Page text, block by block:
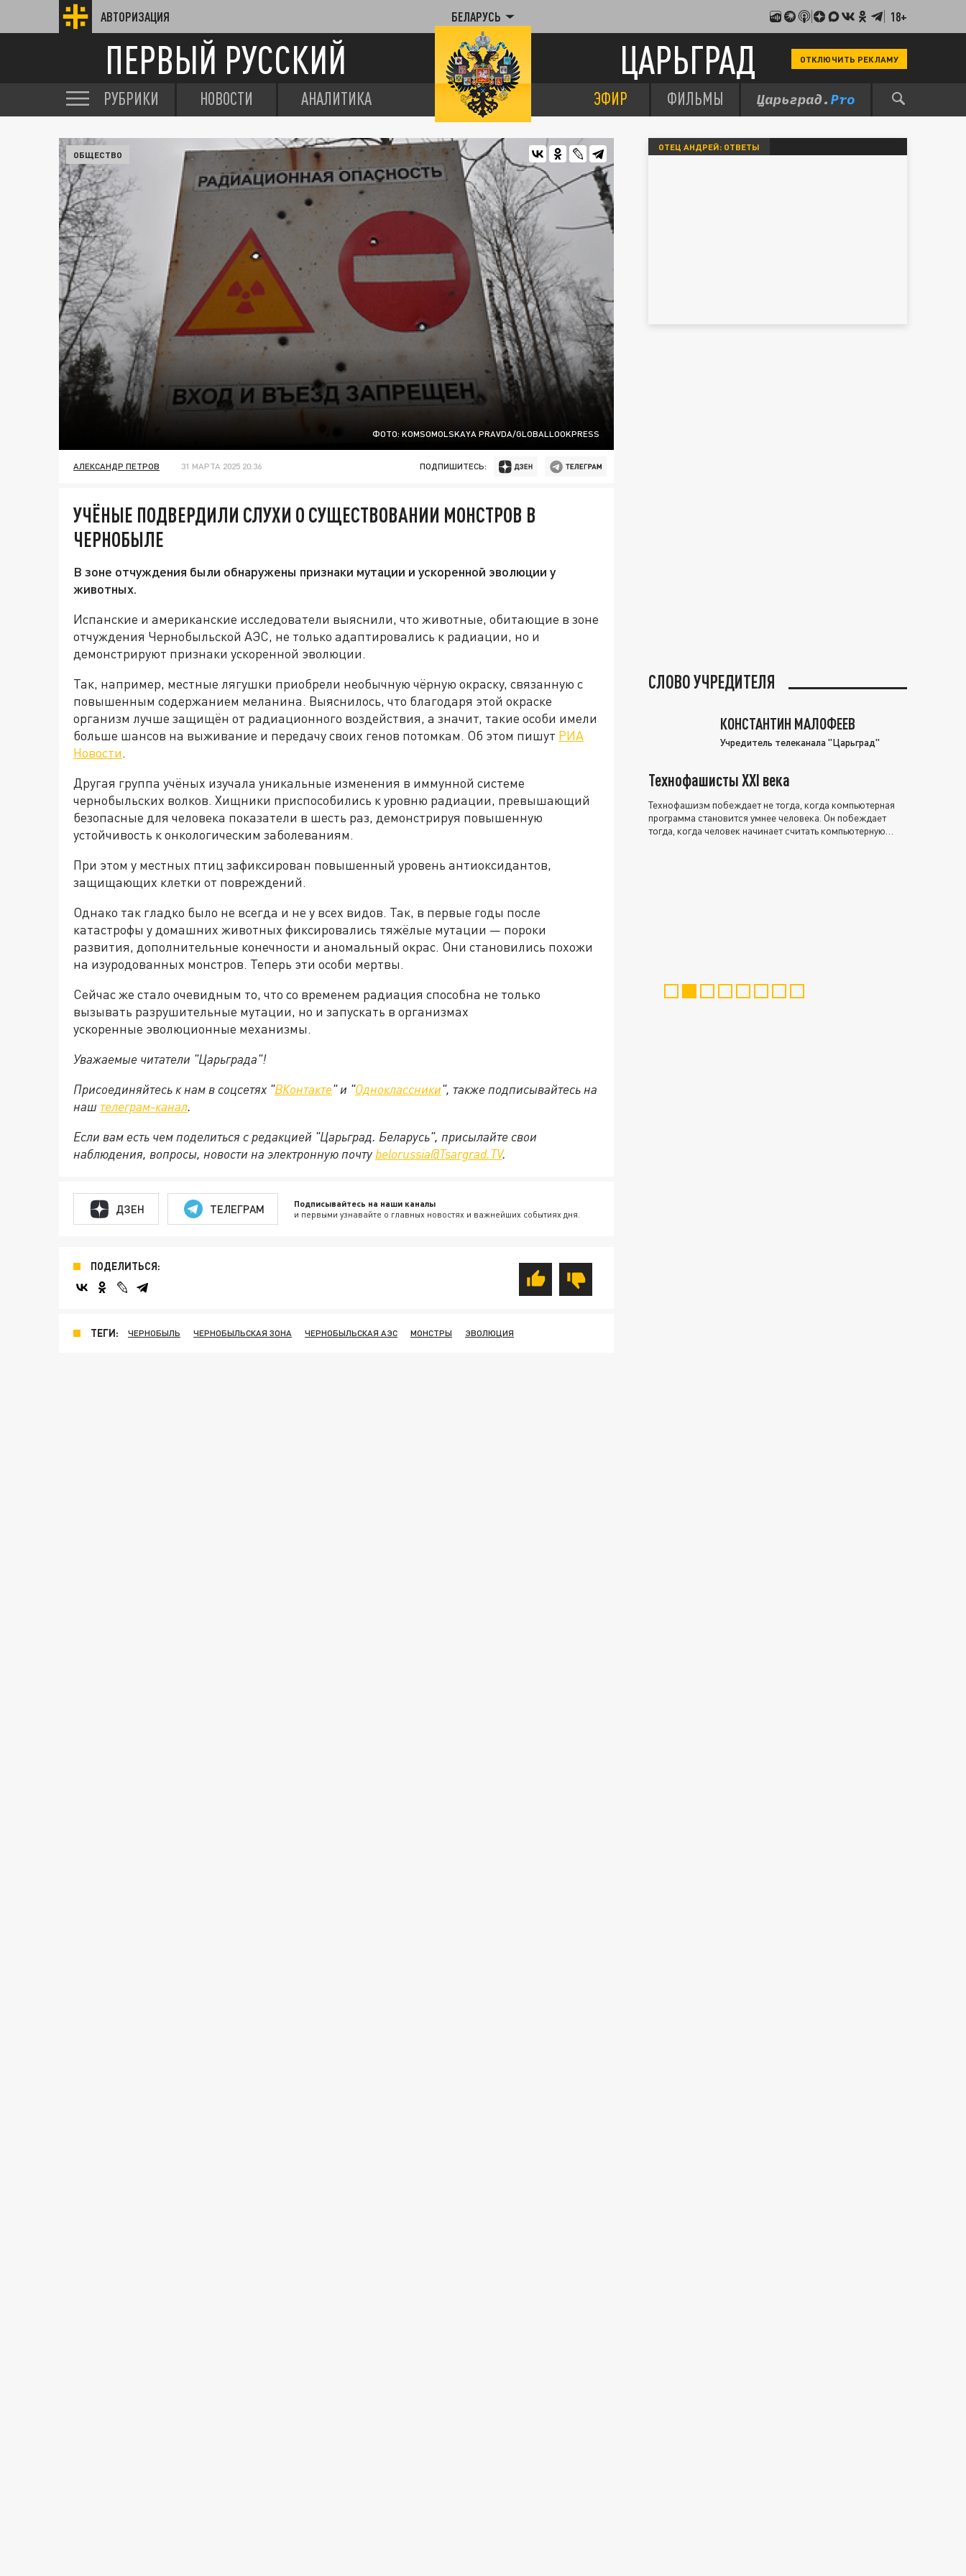
АВТОРИЗАЦИЯ БЕЛАРУСЬ 18+
ПЕРВЫЙ РУССКИЙ ЦАРЬГРАД ОТКЛЮЧИТЬ РЕКЛАМУ
РУБРИКИ НОВОСТИ АНАЛИТИКА ЭФИР ФИЛЬМЫ
ФОТО: KOMSOMOLSKAYA PRAVDA/GLOBALLOOKPRESS
ОБЩЕСТВО
АЛЕКСАНДР ПЕТРОВ 31 МАРТА 2025 20:36 ПОДПИШИТЕСЬ:
УЧЁНЫЕ ПОДВЕРДИЛИ СЛУХИ О СУЩЕСТВОВАНИИ МОНСТРОВ В
ЧЕРНОБЫЛЕ
В зоне отчуждения были обнаружены признаки мутации и ускоренной эволюции у
животных.
Испанские и американские исследователи выяснили, что животные, обитающие в зоне
отчуждения Чернобыльской АЭС, не только адаптировались к радиации, но и
демонстрируют признаки ускоренной эволюции.
Так, например, местные лягушки приобрели необычную чёрную окраску, связанную с
повышенным содержанием меланина. Выяснилось, что благодаря этой окраске
организм лучше защищён от радиационного воздействия, а значит, такие особи имели
больше шансов на выживание и передачу своих генов потомкам. Об этом пишут РИА
Новости.
Другая группа учёных изучала уникальные изменения в иммунной системе
чернобыльских волков. Хищники приспособились к уровню радиации, превышающий
безопасные для человека показатели в шесть раз, демонстрируя повышенную
устойчивость к онкологическим заболеваниям.
При этом у местных птиц зафиксирован повышенный уровень антиоксидантов,
защищающих клетки от повреждений.
Однако так гладко было не всегда и не у всех видов. Так, в первые годы после
катастрофы у домашних животных фиксировались тяжёлые мутации — пороки
развития, дополнительные конечности и аномальный окрас. Они становились похожи
на изуродованных монстров. Теперь эти особи мертвы.
Сейчас же стало очевидным то, что со временем радиация способна не только
вызывать разрушительные мутации, но и запускать в организмах
ускоренные эволюционные механизмы.
Уважаемые читатели "Царьграда"!
Присоединяйтесь к нам в соцсетях "ВКонтакте" и "Одноклассники", также подписывайтесь на
наш телеграм-канал.
Если вам есть чем поделиться с редакцией "Царьград. Беларусь", присылайте свои
наблюдения, вопросы, новости на электронную почту belorussia@Tsargrad.TV.
ДЗЕН ТЕЛЕГРАМ Подписывайтесь на наши каналы
и первыми узнавайте о главных новостях и важнейших событиях дня.
ПОДЕЛИТЬСЯ:
ТЕГИ: ЧЕРНОБЫЛЬ ЧЕРНОБЫЛЬСКАЯ ЗОНА ЧЕРНОБЫЛЬСКАЯ АЭС МОНСТРЫ ЭВОЛЮЦИЯ
ОТЕЦ АНДРЕЙ: ОТВЕТЫ
СЛОВО УЧРЕДИТЕЛЯ
КОНСТАНТИН МАЛОФЕЕВ
Учредитель телеканала "Царьград"
Технофашисты XXI века
Технофашизм побеждает не тогда, когда компьютерная
программа становится умнее человека. Он побеждает
тогда, когда человек начинает считать компьютерную